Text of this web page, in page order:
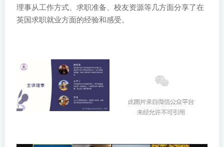
理事从工作方式、求职准备、校友资源等几方面分享了在
英国求职就业方面的经验和感受。